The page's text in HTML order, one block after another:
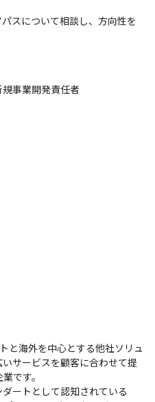
クス制を導入しており、自
いオープンな環境です。
スについて相談し、方向性を
事業開発責任者
と海外を中心とする他社ソリュ
サービスを顧客に合わせて提
です。
ートとして認知されている